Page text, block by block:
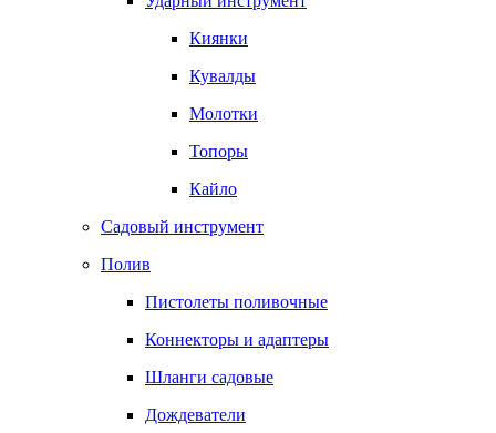
Киянки
Кувалды
Молотки
Топоры
Кайло
Садовый инструмент
Полив
Пистолеты поливочные
Коннекторы и адаптеры
Шланги садовые
Дождеватели